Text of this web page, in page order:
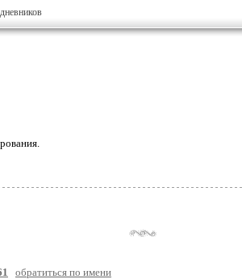
обратиться по имени